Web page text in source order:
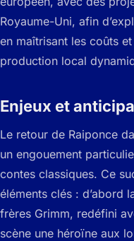
Royaume-Uni, afin
en maîtrisant les coûts
production local
Enjeux et
Le retour de Raiponce
un engouement
contes classiques. Ce
éléments clés : d’abord
frères Grimm, redéfini
scène une héroïne aux